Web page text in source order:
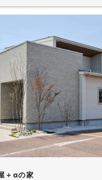
＋αの家